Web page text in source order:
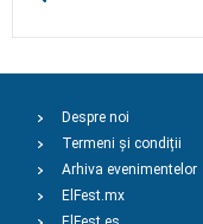
Despre noi
Termeni și condiții
Arhiva evenimentelor
ElFest.mx